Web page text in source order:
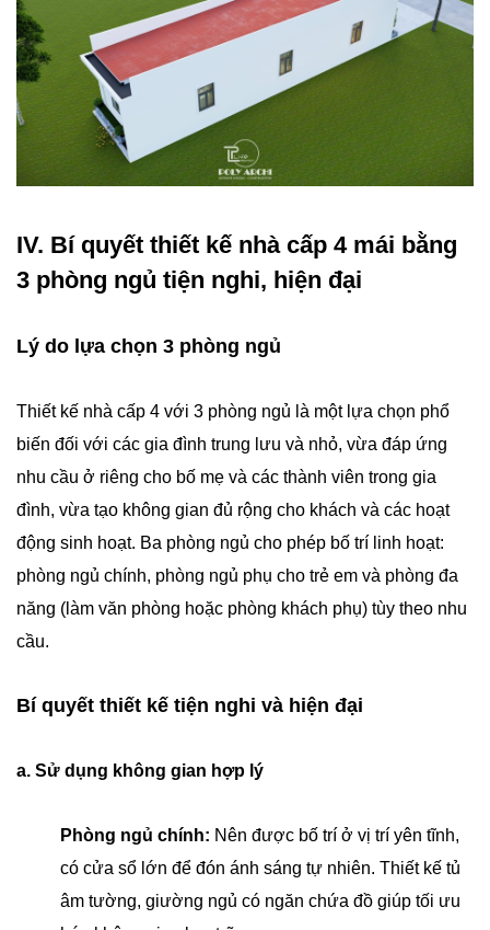
IV. Bí quyết thiết kế nhà cấp 4 mái bằng
3 phòng ngủ tiện nghi, hiện đại
Lý do lựa chọn 3 phòng ngủ
Thiết kế nhà cấp 4 với 3 phòng ngủ là một lựa chọn phổ
biến đối với các gia đình trung lưu và nhỏ, vừa đáp ứng
nhu cầu ở riêng cho bố mẹ và các thành viên trong gia
đình, vừa tạo không gian đủ rộng cho khách và các hoạt
động sinh hoạt. Ba phòng ngủ cho phép bố trí linh hoạt:
phòng ngủ chính, phòng ngủ phụ cho trẻ em và phòng đa
năng (làm văn phòng hoặc phòng khách phụ) tùy theo nhu
cầu.
Bí quyết thiết kế tiện nghi và hiện đại
a. Sử dụng không gian hợp lý
Phòng ngủ chính: Nên được bố trí ở vị trí yên tĩnh,
có cửa sổ lớn để đón ánh sáng tự nhiên. Thiết kế tủ
âm tường, giường ngủ có ngăn chứa đồ giúp tối ưu